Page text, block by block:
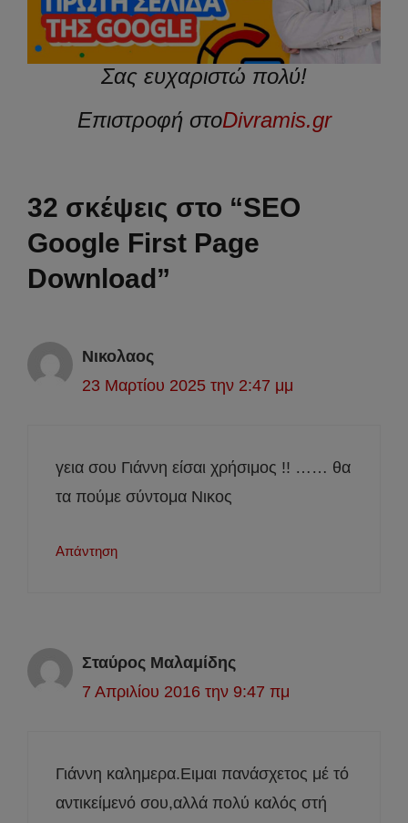
Σας ευχαριστώ πολύ!
Επιστροφή στοDivramis.gr
32 σκέψεις στο “SEO
Google First Page
Download”
Νικολαος
23 Μαρτίου 2025 την 2:47 μμ
γεια σου Γιάννη είσαι χρήσιμος !! …… θα
τα πούμε σύντομα Νικος
Απάντηση
Σταύρος Μαλαμίδης
7 Απριλίου 2016 την 9:47 πμ
Γιάννη καλημερα.Ειμαι πανάσχετος μέ τό
αντικείμενό σου,αλλά πολύ καλός στή